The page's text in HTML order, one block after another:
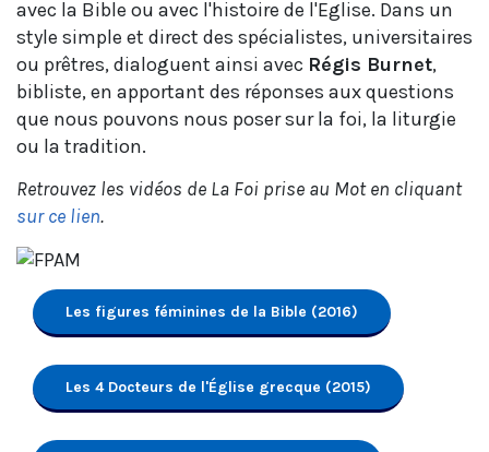
avec la Bible ou avec l'histoire de l'Eglise. Dans un
style simple et direct des spécialistes, universitaires
ou prêtres, dialoguent ainsi avec Régis Burnet,
bibliste, en apportant des réponses aux questions
que nous pouvons nous poser sur la foi, la liturgie
ou la tradition.
Retrouvez les vidéos de La Foi prise au Mot en cliquant
sur ce lien.
Les figures féminines de la Bible (2016)
Les 4 Docteurs de l'Église grecque (2015)